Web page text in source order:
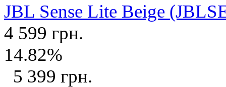
JBL Sense Lite Beige
4 599 грн.
14.82%
5 399 грн.